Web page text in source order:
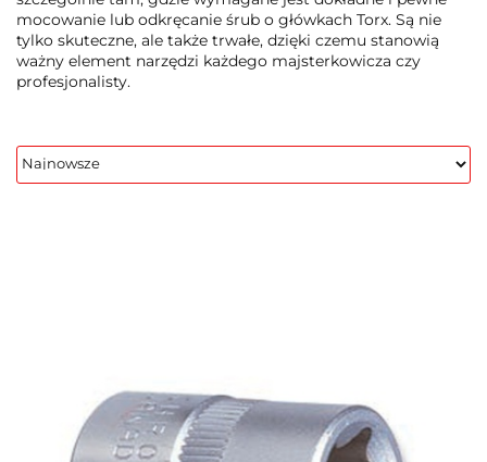
mocowanie lub odkręcanie śrub o główkach Torx. Są nie
tylko skuteczne, ale także trwałe, dzięki czemu stanowią
ważny element narzędzi każdego majsterkowicza czy
profesjonalisty.